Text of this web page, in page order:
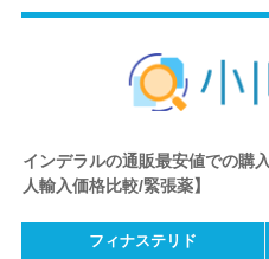
インデラルの通販最安値での購
人輸入価格比較/緊張薬】
フィナステリド